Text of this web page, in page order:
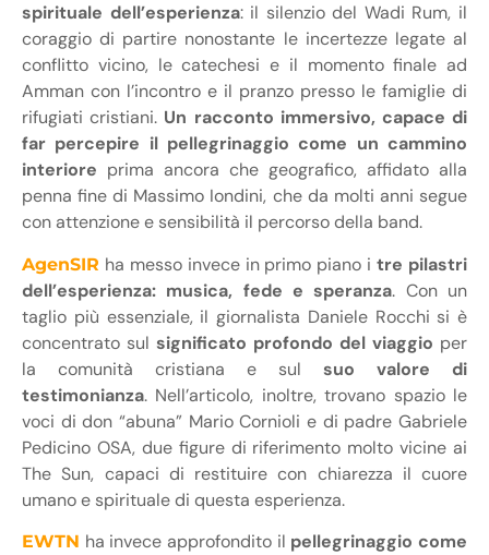
spirituale dell’esperienza: il silenzio del Wadi Rum, il
coraggio di partire nonostante le incertezze legate al
conflitto vicino, le catechesi e il momento finale ad
Amman con l’incontro e il pranzo presso le famiglie di
rifugiati cristiani. Un racconto immersivo, capace di
far percepire il pellegrinaggio come un cammino
interiore prima ancora che geografico, affidato alla
penna fine di Massimo Iondini, che da molti anni segue
con attenzione e sensibilità il percorso della band.
AgenSIR ha messo invece in primo piano itre pilastri
dell’esperienza: musica, fede e speranza. Con un
taglio più essenziale, il giornalista Daniele Rocchi si è
concentrato sul significato profondo del viaggio per
la comunità cristiana e sul suo valore di
testimonianza. Nell’articolo, inoltre, trovano spazio le
voci di don “abuna” Mario Cornioli e di padre Gabriele
Pedicino OSA, due figure di riferimento molto vicine ai
The Sun, capaci di restituire con chiarezza il cuore
umano e spirituale di questa esperienza.
EWTN ha invece approfondito il pellegrinaggio come